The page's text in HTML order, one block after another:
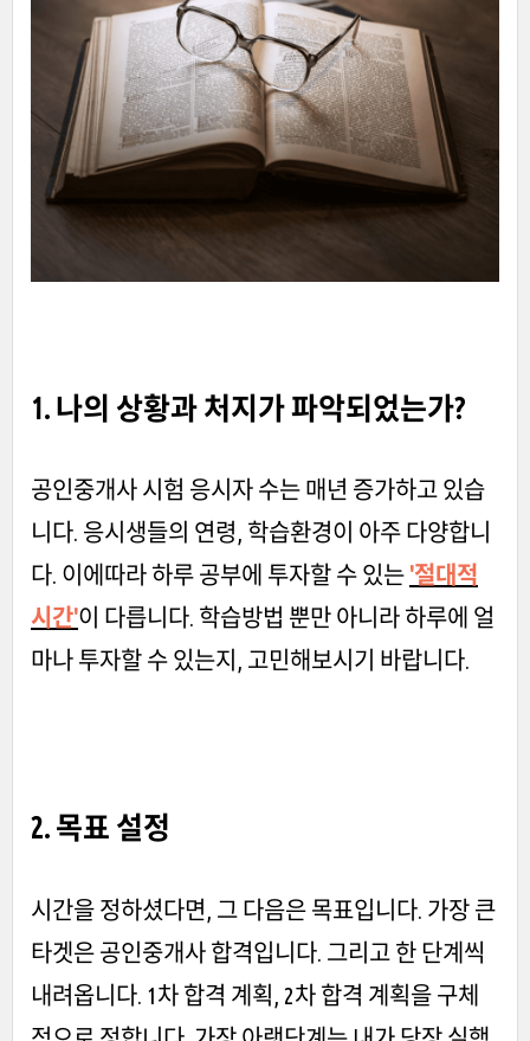
1. 나의 상황과 처지가 파악되었는가?
공인중개사 시험 응시자 수는 매년 증가하고 있습
니다. 응시생들의 연령, 학습환경이 아주 다양합니
다. 이에따라 하루 공부에 투자할 수 있는 '절대적
시간'이 다릅니다. 학습방법 뿐만 아니라 하루에 얼
마나 투자할 수 있는지, 고민해보시기 바랍니다.
2. 목표 설정
시간을 정하셨다면, 그 다음은 목표입니다. 가장 큰
타겟은 공인중개사 합격입니다. 그리고 한 단계씩
내려옵니다. 1차 합격 계획, 2차 합격 계획을 구체